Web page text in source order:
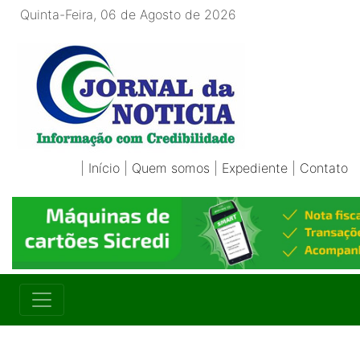
Quinta-Feira, 06 de Agosto de 2026
Início Quem somos Expediente Contato